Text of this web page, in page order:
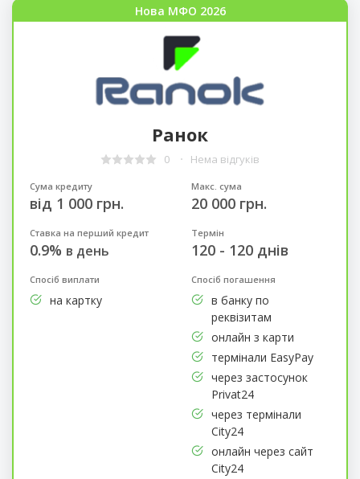
Нова МФО 2026
Ранок
0 Нема відгуків
Сума кредиту
від 1 000 грн.
Макс. сума
20 000 грн.
Ставка на перший кредит
0.9% в день
Термін
120 - 120 днів
Спосіб виплати
на картку
Спосіб погашення
в банку по
реквізитам
онлайн з карти
термінали EasyPay
через застосунок
Privat24
через термінали
City24
онлайн через сайт
City24